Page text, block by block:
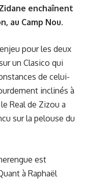
enchaînent
au Camp Nou.
pour les deux
un Clasico qui
de celui-
inclinés à
Real de Zizou a
sur la pelouse du
est
à Raphaël